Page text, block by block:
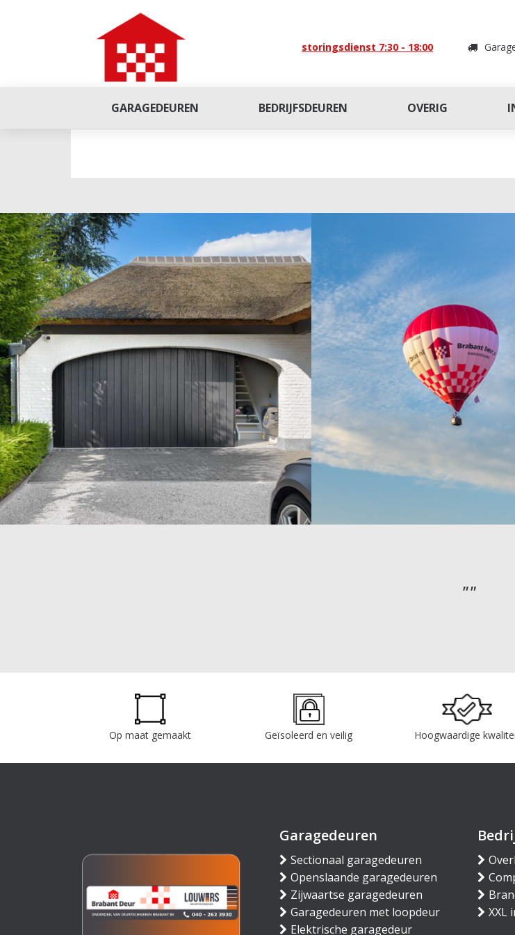
storingsdienst 7:30 - 18:00
GARAGEDEUREN BEDRIJFSDEUREN OVERIG
Op maat gemaakt Geïsoleerd en veilig Hoogwaardige
Garagedeuren
Sectionaal garagedeuren
Openslaande garagedeuren
Zijwaartse garagedeuren
Garagedeuren met loopdeur
Elektrische garagedeur
XXL